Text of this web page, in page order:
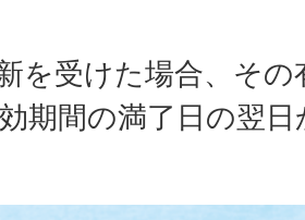
を受けた場合、その
期間の満了日の翌